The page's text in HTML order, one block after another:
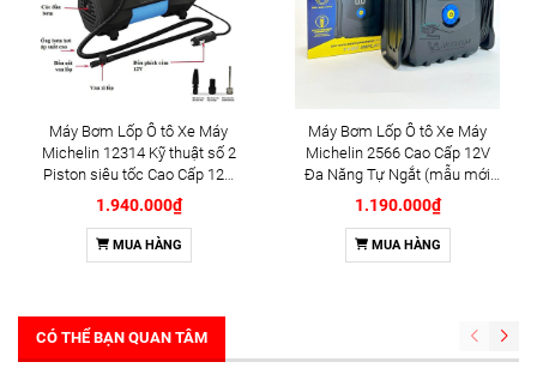
Máy Bơm Lốp Ô tô Xe Máy
Michelin 12314 Kỹ thuật số 2
Piston siêu tốc Cao Cấp 12V
Đa Năng Tự Ngắt (12314)
1.940.000₫
MUA HÀNG
Máy Bơm Lốp Ô tô Xe Máy
Michelin 2566 Cao Cấp 12V
Đa Năng Tự Ngắt (mẫu mới
2025)
1.190.000₫
MUA HÀNG
CÓ THỂ BẠN QUAN TÂM